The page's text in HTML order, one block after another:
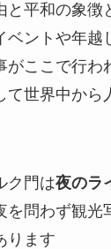
平和の象徴
ベントや年越
がここで行わ
て世界中から
ク門は夜のラ
を問わず観光
ります